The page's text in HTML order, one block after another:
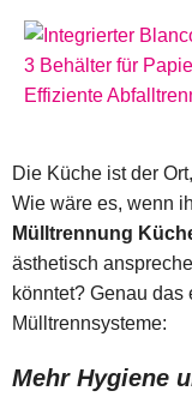
Die Küche ist der
Wie wäre es, wenn
Mülltrennung
ästhetisch
könntet? Genau
Mülltrennsysteme:
Mehr Hygiene